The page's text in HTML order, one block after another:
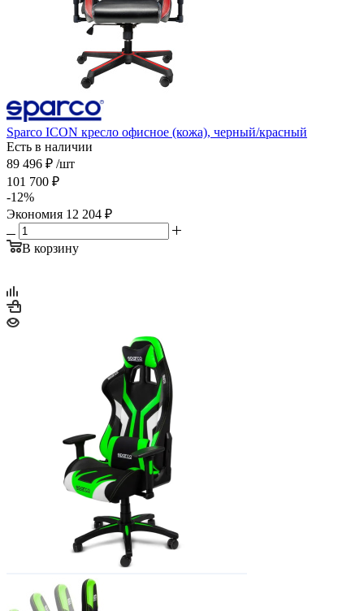
Sparco ICON кресло офисное (кожа), черный/красный
Есть в наличии
89 496 ₽ /шт
101 700 ₽
-12%
Экономия 12 204 ₽
В корзину